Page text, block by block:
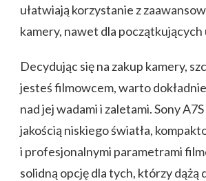
ułatwiają korzystanie z
kamery, nawet dla
Decydując się na zakup kamery,
jesteś filmowcem, warto
nad jej wadami i zaletami. Sony
jakością niskiego światła,
i profesjonalnymi parametrami
solidną opcję dla tych, którzy dążą